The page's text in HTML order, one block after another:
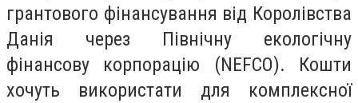
грантового фінансування від Королівства
Данія через Північну екологічну
фінансову корпорацію (NEFCO). Кошти
хочуть використати для комплексної